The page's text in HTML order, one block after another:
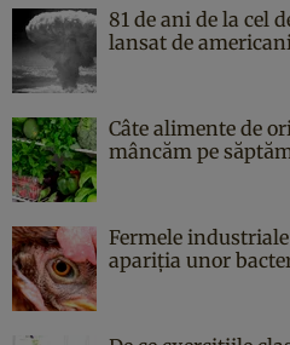
81 de ani de la cel
lansat de americani
Câte alimente de
mâncăm pe
Fermele
apariția unor